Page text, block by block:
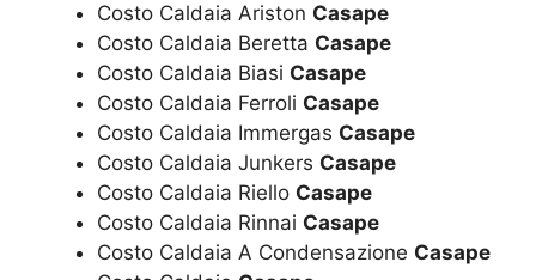
Costo Caldaia Ariston Casape
Costo Caldaia Beretta Casape
Costo Caldaia Biasi Casape
Costo Caldaia Ferroli Casape
Costo Caldaia Immergas Casape
Costo Caldaia Junkers Casape
Costo Caldaia Riello Casape
Costo Caldaia Rinnai Casape
Costo Caldaia A Condensazione Casape